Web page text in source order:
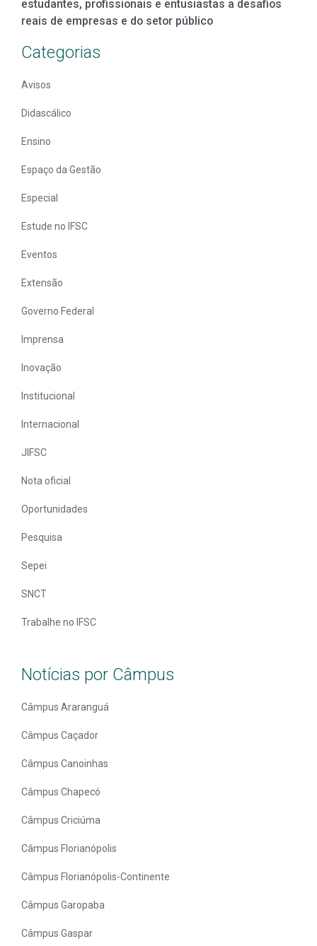
estudantes, profissionais e entusiastas a desafios
reais de empresas e do setor público
Categorias
Avisos
Didascálico
Ensino
Espaço da Gestão
Especial
Estude no IFSC
Eventos
Extensão
Governo Federal
Imprensa
Inovação
Institucional
Internacional
JIFSC
Nota oficial
Oportunidades
Pesquisa
Sepei
SNCT
Trabalhe no IFSC
Notícias por Câmpus
Câmpus Araranguá
Câmpus Caçador
Câmpus Canoinhas
Câmpus Chapecó
Câmpus Criciúma
Câmpus Florianópolis
Câmpus Florianópolis-Continente
Câmpus Garopaba
Câmpus Gaspar